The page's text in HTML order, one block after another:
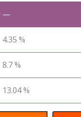
—
4.35 %
8.7 %
13.04 %